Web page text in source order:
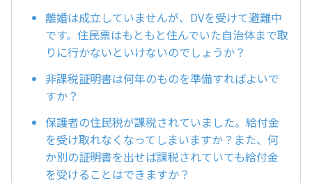
離婚は成立していませんが、DVを受けて避難中
です。住民票はもともと住んでいた自治体まで取
りに行かないといけないのでしょうか？
非課税証明書は何年のものを準備すればよいで
すか？
保護者の住民税が課税されていました。給付金
を受け取れなくなってしまいますか？また、何
か別の証明書を出せば課税されていても給付金
を受けることはできますか？